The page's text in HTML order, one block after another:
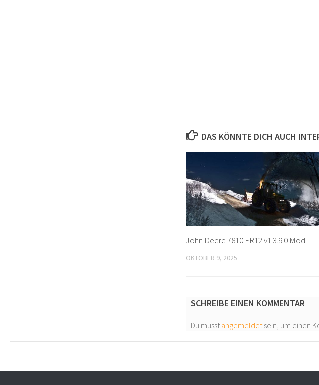
DAS KÖNNTE DICH AUCH
John Deere 7810 FR12 v1.3.9.0 Mod
OKTOBER 9, 2025
SCHREIBE EINEN KOMMENTAR
Du musstangemeldetsein, um einen